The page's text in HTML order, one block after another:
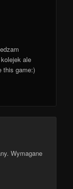
ale
this game:)
Wymagane